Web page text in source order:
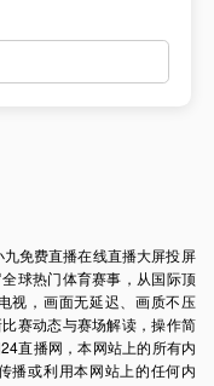
九免费直播在线直播大屏投屏
球热门体育赛事，从国际顶
视，画面无延迟、画质不压
赛动态与赛场解读，操作简
直播网，本网站上的所有内
播或利用本网站上的任何内